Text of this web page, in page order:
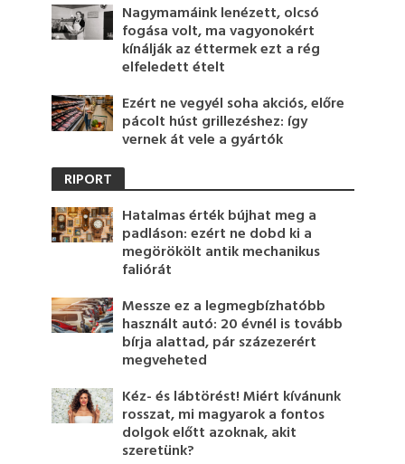
Nagymamáink lenézett, olcsó
fogása volt, ma vagyonokért
kínálják az éttermek ezt a rég
elfeledett ételt
Ezért ne vegyél soha akciós, előre
pácolt húst grillezéshez: így
vernek át vele a gyártók
RIPORT
Hatalmas érték bújhat meg a
padláson: ezért ne dobd ki a
megörökölt antik mechanikus
faliórát
Messze ez a legmegbízhatóbb
használt autó: 20 évnél is tovább
bírja alattad, pár százezerért
megveheted
Kéz- és lábtörést! Miért kívánunk
rosszat, mi magyarok a fontos
dolgok előtt azoknak, akit
szeretünk?